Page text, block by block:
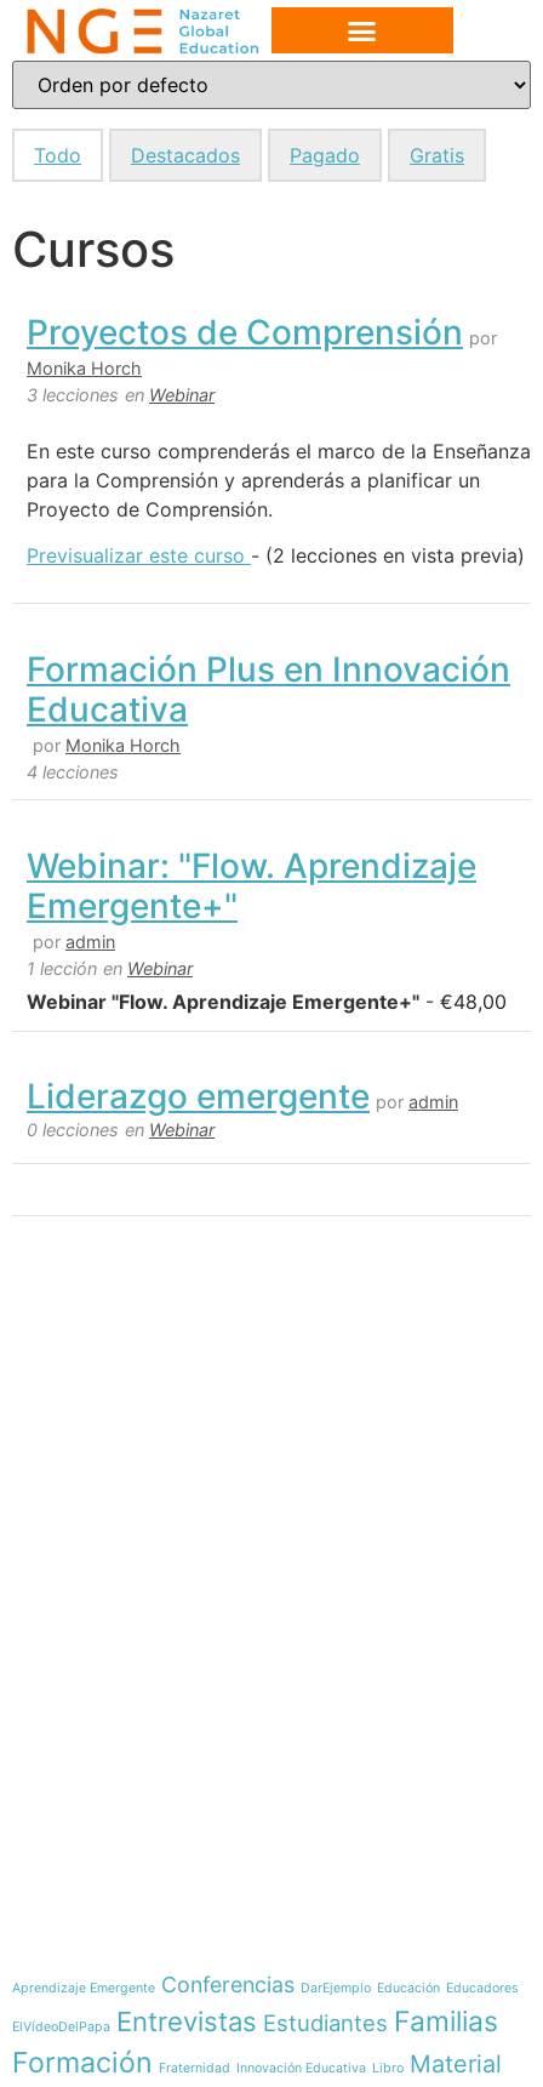
Todo Destacados Pagado Gratis
Cursos
Proyectos de Comprensión por
Monika Horch
3 lecciones en Webinar
En este curso comprenderás el marco de la Enseñanza
para la Comprensión y aprenderás a planificar un
Proyecto de Comprensión.
Previsualizar este curso - (2 lecciones en vista previa)
Formación Plus en Innovación
Educativa
por Monika Horch
4 lecciones
Webinar: "Flow. Aprendizaje
Emergente+"
por admin
1 lección en Webinar
Webinar "Flow. Aprendizaje Emergente+" - €48,00
Liderazgo emergente por admin
0 lecciones en Webinar
Aprendizaje Emergente Conferencias DarEjemplo Educación Educadores
ElVídeoDelPapa Entrevistas Estudiantes Familias
Formación
Fraternidad Innovación Educativa Libro Material